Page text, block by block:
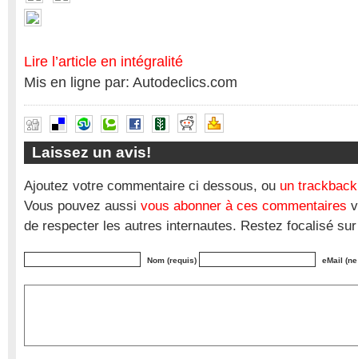
Lire l’article en intégralité
Mis en ligne par: Autodeclics.com
Laissez un avis!
Ajoutez votre commentaire ci dessous, ou un trackback
Vous pouvez aussi vous abonner à ces commentaires
de respecter les autres internautes. Restez focalisé
Nom (requis) eMail